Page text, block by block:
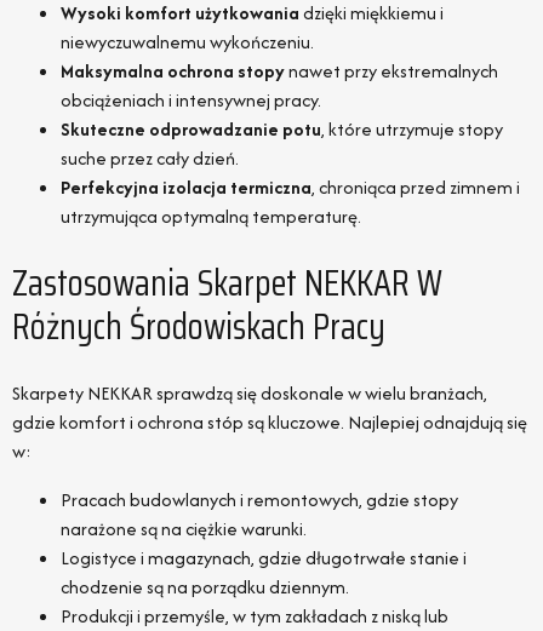
Wysoki komfort użytkowaniadzięki miękkiemu i
niewyczuwalnemu wykończeniu.
Maksymalna ochrona stopynawet przy ekstremalnych
obciążeniach i intensywnej pracy.
Skuteczne odprowadzanie potu, które utrzymuje stopy
suche przez cały dzień.
Perfekcyjna izolacja termiczna, chroniąca przed zimnem i
utrzymująca optymalną temperaturę.
Zastosowania Skarpet NEKKAR W
Różnych Środowiskach Pracy
Skarpety NEKKAR sprawdzą się doskonale w wielu branżach,
gdzie komfort i ochrona stóp są kluczowe. Najlepiej odnajdują się
w:
Pracach budowlanych i remontowych, gdzie stopy
narażone są na ciężkie warunki.
Logistyce i magazynach, gdzie długotrwałe stanie i
chodzenie są na porządku dziennym.
Produkcji i przemyśle, w tym zakładach z niską lub